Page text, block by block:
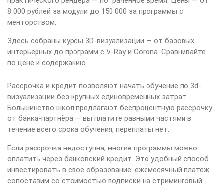
8 000 рублей за модули до 150 000 за программы с
менторством.
Здесь собраны курсы 3D-визуализации — от базовых
интерьерных до программ с V-Ray и Corona. Сравнивайте
по цене и содержанию.
Рассрочка и кредит позволяют начать обучение по 3d-
визуализации без крупных единовременных затрат.
Большинство школ предлагают беспроцентную рассрочку
от банка-партнёра — вы платите равными частями в
течение всего срока обучения, переплаты нет.
Если рассрочка недоступна, многие программы можно
оплатить через банковский кредит. Это удобный способ
инвестировать в своё образование: ежемесячный платёж
сопоставим со стоимостью подписки на стриминговый